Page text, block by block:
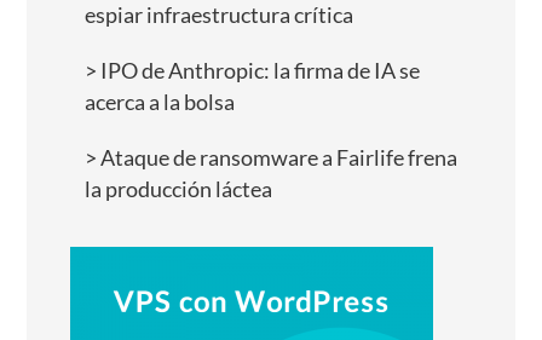
espiar infraestructura crítica
IPO de Anthropic: la firma de IA se
acerca a la bolsa
Ataque de ransomware a Fairlife frena
la producción láctea